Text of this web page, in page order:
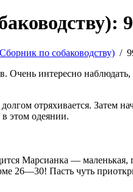
по собаководству) /
Очень интересно
отряхивается. Затем
этом одеянии.
Марсианка —
Пасть чуть